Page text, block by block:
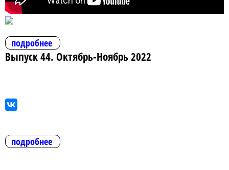
подробнее
Выпуск 44. Октябрь-Ноябрь 2022
подробнее